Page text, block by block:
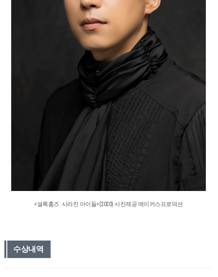
<셜록홈즈: 사라진 아이들>(2020) 사진제공 메이커스프로덕션
수상내역